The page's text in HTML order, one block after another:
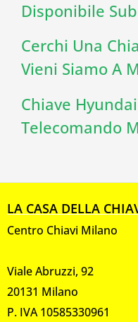
Disponibile
Cerchi Una
Vieni Siamo A
Chiave
Telecomando
LA CASA DELLA
Centro Chiavi Milano
Viale Abruzzi, 92
20131 Milano
P. IVA 10585330961